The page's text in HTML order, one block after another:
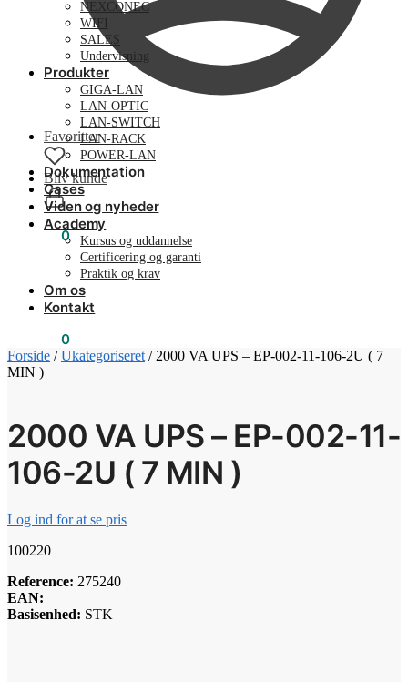
Favoritter
Bliv kunde
kr. 0
NEXCONEC
WIFI
SALES
Undervisning
Produkter
GIGA-LAN
LAN-OPTIC
LAN-SWITCH
LAN-RACK
POWER-LAN
Dokumentation
Cases
Viden og nyheder
Academy
Kursus og uddannelse
Certificering og garanti
Praktik og krav
Om os
Kontakt
0
Forside /Ukategoriseret / 2000 VA UPS – EP-002-11-106-2U ( 7
MIN )
2000 VA UPS – EP-002-11-
106-2U ( 7 MIN )
Log ind for at se pris
100220
Reference: 275240
EAN:
Basisenhed: STK